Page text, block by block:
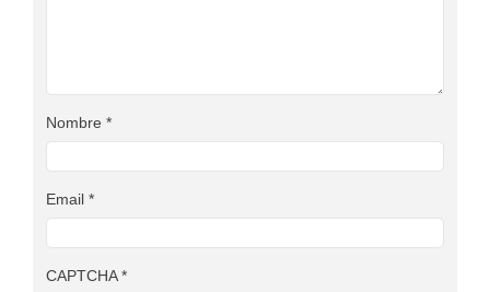
Nombre *
Email *
CAPTCHA*